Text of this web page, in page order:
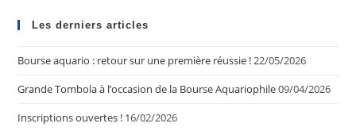
Les derniers articles
Bourse aquario : retour sur une première réussie !22/05/2026
Grande Tombola à l’occasion de la Bourse Aquariophile09/04/2026
Inscriptions ouvertes ! 16/02/2026